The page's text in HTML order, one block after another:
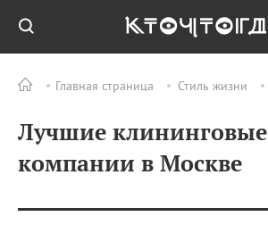
Главная страница Стиль жизни
Лучшие клининговые
компании в Москве